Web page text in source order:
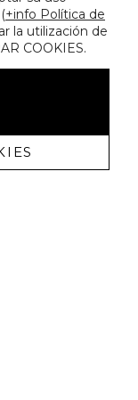
+info Política de
la utilización de
COOKIES.